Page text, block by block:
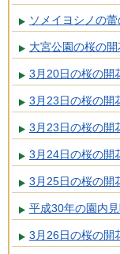
ソメイヨシノの蕾
大宮公園の桜の
3月20日の桜の開
3月23日の桜の開
3月23日の桜の開
3月24日の桜の開
3月25日の桜の開
平成30年の園内
3月26日の桜の開